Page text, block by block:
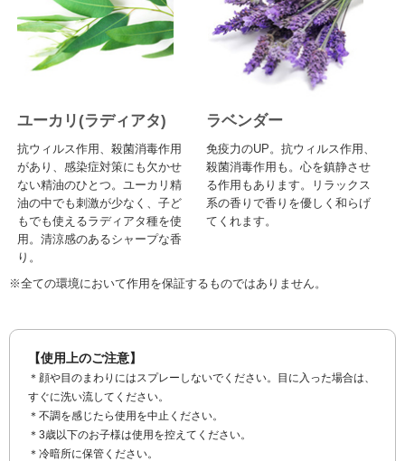
ユーカリ (ラディアタ)
抗ウィルス作用、殺菌消毒作用
があり、感染症対策にも欠かせ
ない精油のひとつ。ユーカリ精
油の中でも刺激が少なく、子ど
もでも使えるラディアタ種を使
用。清涼感のあるシャープな香
り。
ラベンダー
免疫力のUP。抗ウィルス作用、
殺菌消毒作用も。心を鎮静させ
る作用もあります。リラックス
系の香りで香りを優しく和らげ
てくれます。
※全ての環境において作用を保証するものではありません。
【使用上のご注意】
＊顔や目のまわりにはスプレーしないでください。目に入った場合は、
すぐに洗い流してください。
＊不調を感じたら使用を中止ください。
＊3歳以下のお子様は使用を控えてください。
＊冷暗所に保管ください。